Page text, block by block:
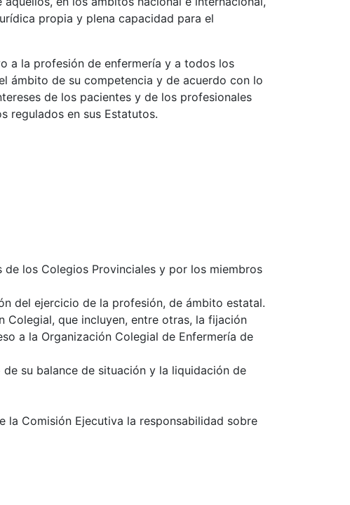
propia y plena capacidad para el
a la profesión de enfermería y a todos los
ámbito de su competencia y de acuerdo con lo
de los pacientes y de los profesionales
regulados en sus Estatutos.
los Colegios Provinciales y por los miembros
del ejercicio de la profesión, de ámbito estatal.
Colegial, que incluyen, entre otras, la fijación
a la Organización Colegial de Enfermería de
su balance de situación y la liquidación de
la Comisión Ejecutiva la responsabilidad sobre